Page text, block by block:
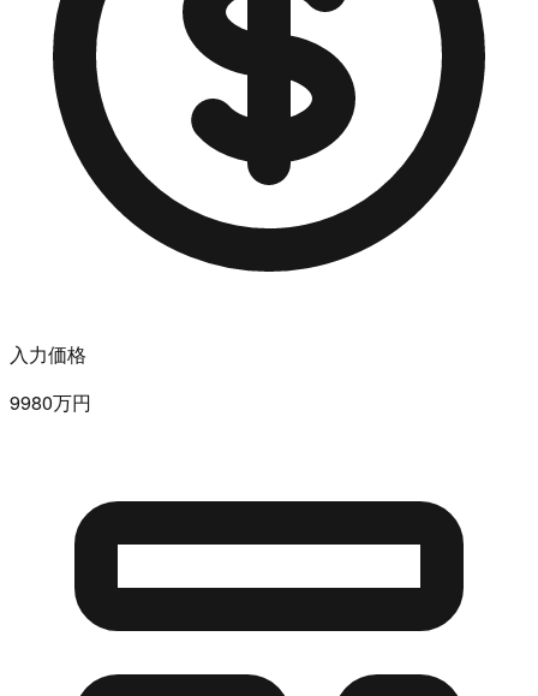
入力価格
9980万円